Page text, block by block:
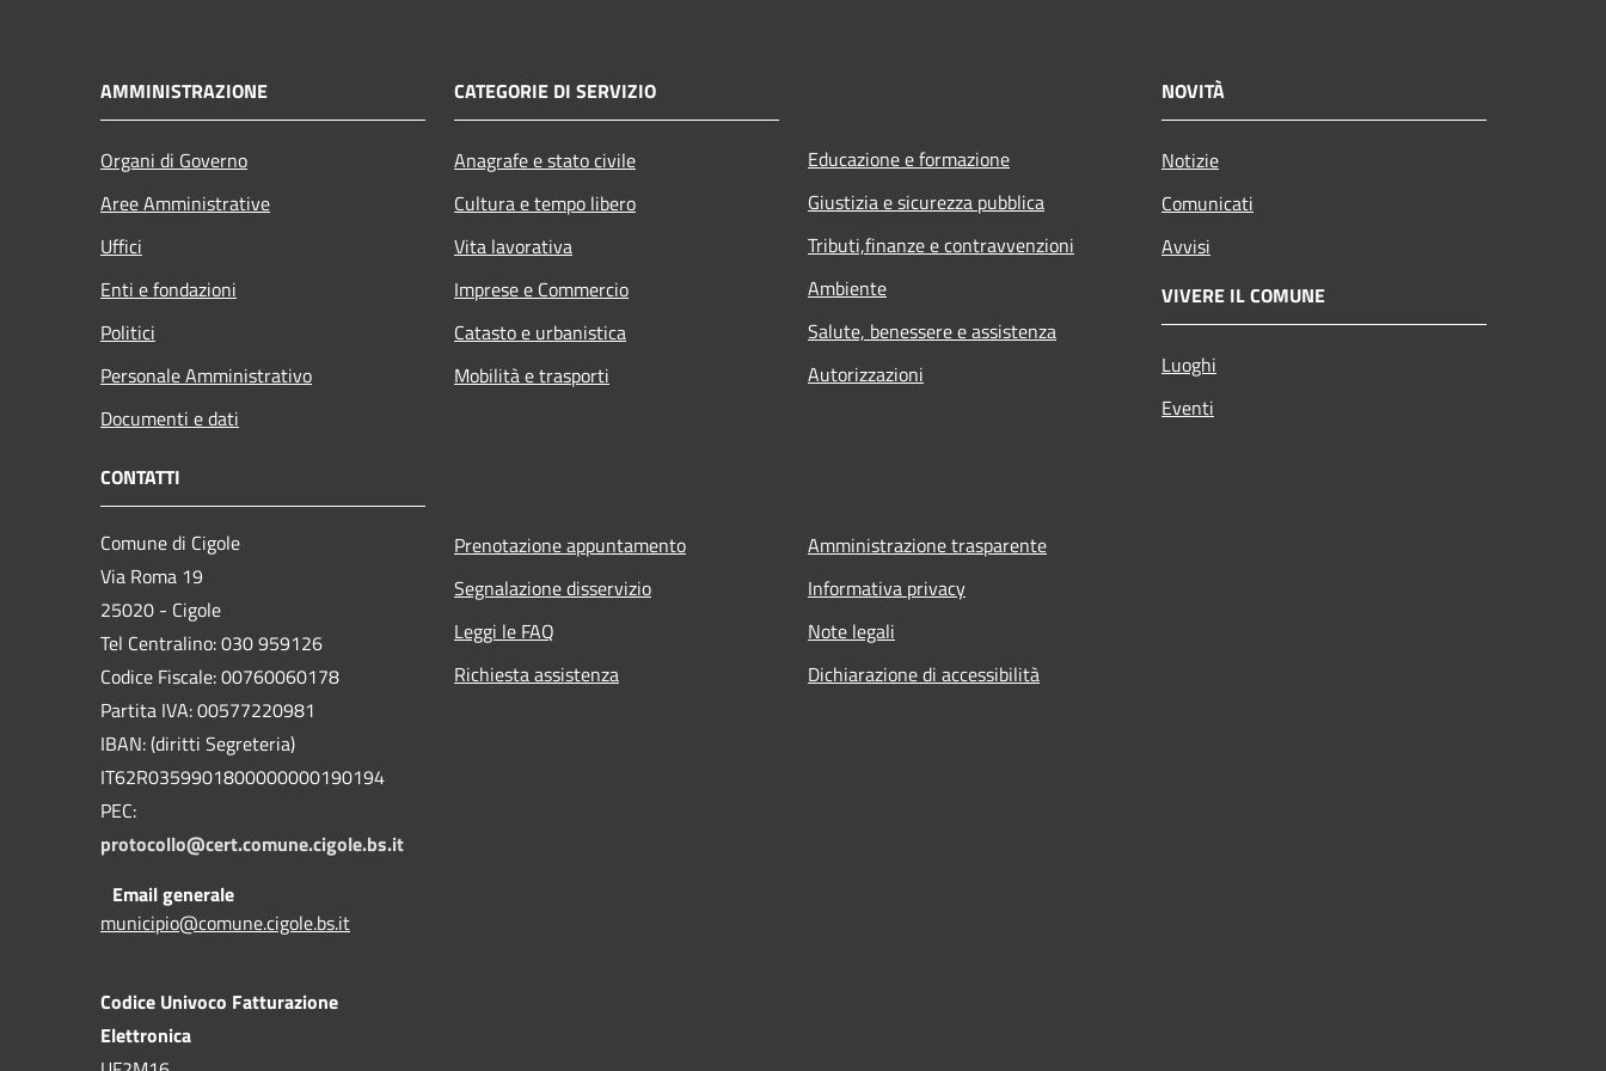
AMMINISTRAZIONE
Organi di Governo
Aree Amministrative
Uffici
Enti e fondazioni
Politici
Personale Amministrativo
Documenti e dati
CATEGORIE DI SERVIZIO
Anagrafe e stato civile
Cultura e tempo libero
Vita lavorativa
Imprese e Commercio
Catasto e urbanistica
Mobilità e trasporti
Educazione e formazione
Giustizia e sicurezza pubblica
Tributi,finanze e contravvenzioni
Ambiente
Salute, benessere e assistenza
Autorizzazioni
NOVITÀ
Notizie
Comunicati
Avvisi
VIVERE IL COMUNE
Luoghi
Eventi
CONTATTI
Comune di Cigole
Via Roma 19
25020 - Cigole
Tel Centralino: 030 959126
Codice Fiscale: 00760060178
Partita IVA: 00577220981
IBAN: (diritti Segreteria)
IT62R0359901800000000190194
PEC:
protocollo@cert.comune.cigole.bs.it
Email generale
municipio@comune.cigole.bs.it
Codice Univoco Fatturazione
Elettronica
Prenotazione appuntamento
Segnalazione disservizio
Leggi le FAQ
Richiesta assistenza
Amministrazione trasparente
Informativa privacy
Note legali
Dichiarazione di accessibilità